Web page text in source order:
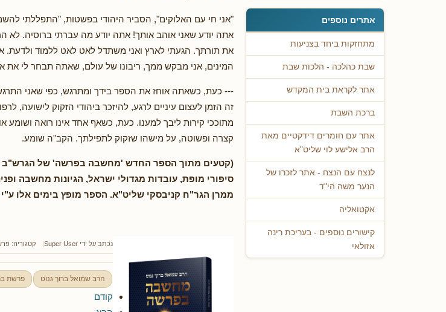
אתרים נוספים
מתחזקות ביחד בצניעות
שבת כהלכה - הלכות שבת
אתר לקראת בית המקדש
ברכת השבת
אתר עם חומרים דידקטיים מאת
הרב אלישע לוי שליט"א
לנצח עם הנצח - אתר לזכרו של
הנער משה הי"ד
אקטואליה
קישורים נוספים - בעריכת רינה
אזולאי
"אני חי עם האלוקים", הסביר היהודי בפשטות, "התפללתי
אתה יודע שאני אוהב אותך! אתה יודע מה עברתי ברוסיה. לא
את תורתך. הגעתי לארץ ואני משתדל לאט לאט ללמוד ולדעת.
המינים, אני מבקש ממך, ריבונו של עולם, שאתה תבחר לי את
--- כעת, כשאתה אוחז את הספר בידך ומתרגש, כפי שאני
זה הזמן לעצום עיניים לרגע, להיזכר ביהודי הזקוק לישועה,
מתוככי קירות ליבך למענו. כעת, כשאף אחד אינו רואה ושומע
קצרה ופשוטה, על מישהו שזקוק לתפילתך. הקב"ה שומע.
(קטעים מתוך הספר החדש 'מחשבה בפרשה' של הגרש"ב
סיפורי מופת, עובדות מגדולי ישראל, הגיונות מחשבה
ממרן הגר"ח קניבסקי שליט"א. הספר מופץ בימים אלו ע"י
נכתב על ידי Super User קטגוריה:
הרב שמואל ברוך גנוט פרשת
קודם